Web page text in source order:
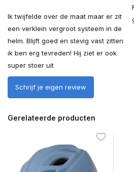
Ik twijfelde over de maat maar er zit
een verklein vergroot systeem in de
helm. Blijft goed en stevig vast zitten
ik ben erg tevreden! Hij ziet er ook
super stoer uit
Schrijf je eigen review
Gerelateerde producten